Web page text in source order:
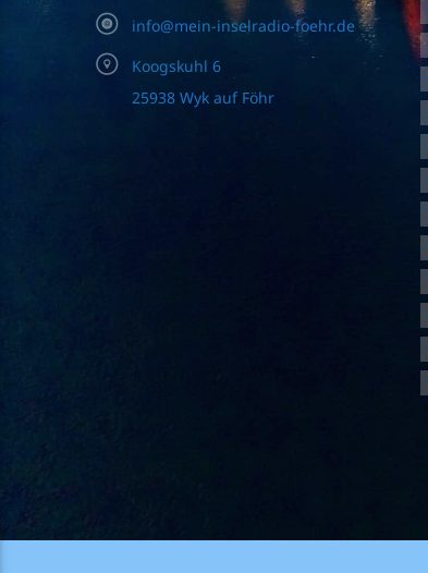
info@mein-inselradio-foehr.de
Koogskuhl 6
25938 Wyk auf Föhr